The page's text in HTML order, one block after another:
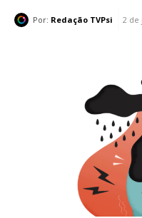
Por: Redação TVPsi 2 de